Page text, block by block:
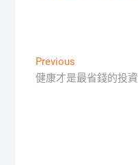
文
章
Previous
post:
健康才是最省錢的投